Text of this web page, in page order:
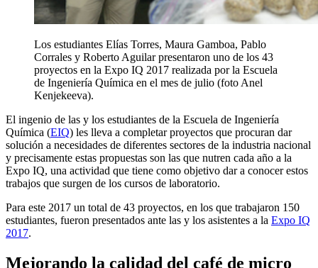
Los estudiantes Elías Torres, Maura Gamboa, Pablo
Corrales y Roberto Aguilar presentaron uno de los 43
proyectos en la Expo IQ 2017 realizada por la Escuela
de Ingeniería Química en el mes de julio (foto Anel
Kenjekeeva).
El ingenio de las y los estudiantes de la Escuela de Ingeniería
Química (EIQ) les lleva a completar proyectos que procuran dar
solución a necesidades de diferentes sectores de la industria nacional
y precisamente estas propuestas son las que nutren cada año a la
Expo IQ, una actividad que tiene como objetivo dar a conocer estos
trabajos que surgen de los cursos de laboratorio.
Para este 2017 un total de 43 proyectos, en los que trabajaron 150
estudiantes, fueron presentados ante las y los asistentes a la Expo IQ
2017.
Mejorando la calidad del café de micro